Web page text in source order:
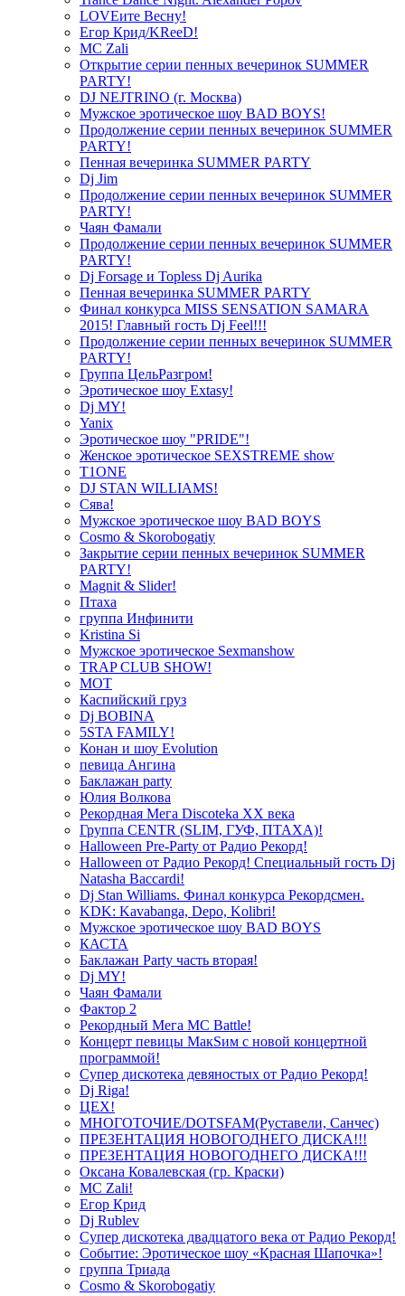
LOVEите Весну!
Егор Крид/KReeD!
MC Zali
Открытие серии пенных вечеринок SUMMER
PARTY!
DJ NEJTRINO (г. Москва)
Мужское эротическое шоу BAD BOYS!
Продолжение серии пенных вечеринок SUMMER
PARTY!
Пенная вечеринка SUMMER PARTY
Dj Jim
Продолжение серии пенных вечеринок SUMMER
PARTY!
Чаян Фамали
Продолжение серии пенных вечеринок SUMMER
PARTY!
Dj Forsage и Topless Dj Aurika
Пенная вечеринка SUMMER PARTY
Финал конкурса MISS SENSATION SAMARA
2015! Главный гость Dj Feel!!!
Продолжение серии пенных вечеринок SUMMER
PARTY!
Группа ЦельРазгром!
Эротическое шоу Extasy!
Dj MY!
Yanix
Эротическое шоу "PRIDE"!
Женское эротическое SEXSTREME show
T1ONE
DJ STAN WILLIAMS!
Сява!
Мужское эротическое шоу BAD BOYS
Cosmo & Skorobogatiy
Закрытие серии пенных вечеринок SUMMER
PARTY!
Magnit & Slider!
Птаха
группа Инфинити
Kristina Si
Мужское эротическое Sexmanshow
TRAP CLUB SHOW!
МОТ
Каспийский груз
Dj BOBINA
5STA FAMILY!
Конан и шоу Evolution
певица Ангина
Баклажан party
Юлия Волкова
Рекордная Мега Discoteka XX века
Группа CENTR (SLIM, ГУФ, ПТАХА)!
Halloween Pre-Party от Радио Рекорд!
Halloween от Радио Рекорд! Специальный гость Dj
Natasha Baccardi!
Dj Stan Williams. Финал конкурса Рекордсмен.
KDK: Kavabanga, Depo, Kolibri!
Мужское эротическое шоу BAD BOYS
КАСТА
Баклажан Party часть вторая!
Dj MY!
Чаян Фамали
Фактор 2
Рекордный Мега МС Battle!
Концерт певицы МакSим с новой концертной
программой!
Супер дискотека девяностых от Радио Рекорд!
Dj Riga!
ЦЕХ!
МНОГОТОЧИЕ/DOTSFAM(Руставели, Санчес)
ПРЕЗЕНТАЦИЯ НОВОГОДНЕГО ДИСКА!!!
ПРЕЗЕНТАЦИЯ НОВОГОДНЕГО ДИСКА!!!
Оксана Ковалевская (гр. Краски)
MC Zali!
Егор Крид
Dj Rublev
Супер дискотека двадцатого века от Радио Рекорд!
Событие: Эротическое шоу «Красная Шапочка»!
группа Триада
Cosmo & Skorobogatiy